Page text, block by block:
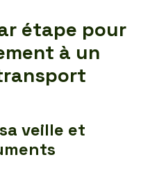
étape pour
à un
veille et